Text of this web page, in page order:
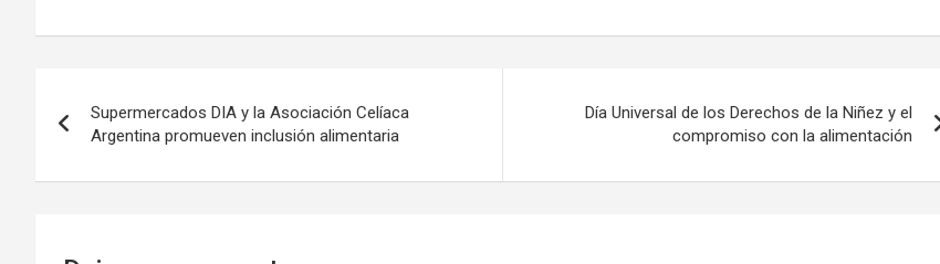
de
entradas
Supermercados DIA y la Asociación Celíaca
Argentina promueven inclusión alimentaria
Día Universal de los Derechos de la Niñez y el
compromiso con la alimentación